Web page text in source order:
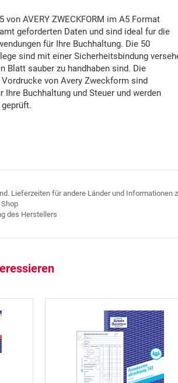
AVERY ZWECKFORM im A5 Format
geforderten Daten und sind ideal fur die
für Ihre Buchhaltung. Die 50
sind mit einer Sicherheitsbindung
Blatt sauber zu handhaben sind. Die
von Avery Zweckform sind
Buchhaltung und Steuer und werden
Lieferzeiten für andere Länder und Informationen
des Herstellers